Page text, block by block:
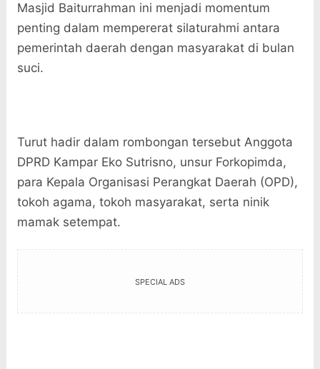
Masjid Baiturrahman ini menjadi momentum
penting dalam mempererat silaturahmi antara
pemerintah daerah dengan masyarakat di bulan
suci.
Turut hadir dalam rombongan tersebut Anggota
DPRD Kampar Eko Sutrisno, unsur Forkopimda,
para Kepala Organisasi Perangkat Daerah (OPD),
tokoh agama, tokoh masyarakat, serta ninik
mamak setempat.
SPECIAL ADS